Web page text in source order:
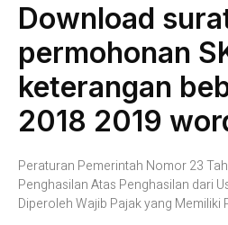
Download
permohonan
keterangan
2018 2019
Peraturan Pemerintah Nomor 23
Penghasilan Atas Penghasilan dari
Diperoleh Wajib Pajak yang